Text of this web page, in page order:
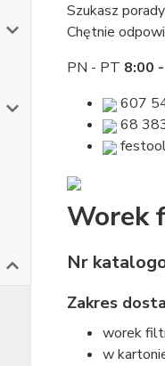
Szukasz
Chętnie
PN - PT 8:00
607
68
Worek
Nr
Zakres
worek
w